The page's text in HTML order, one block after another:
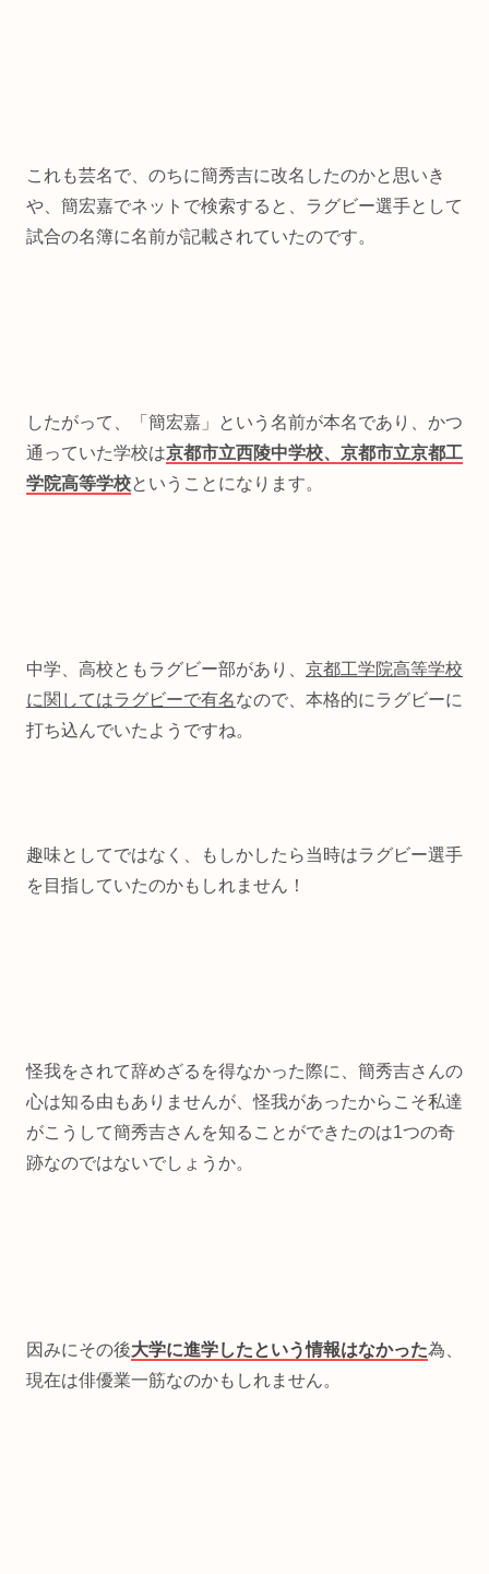
これも芸名で、のちに簡秀吉に改名したのかと思いき
や、簡宏嘉でネットで検索すると、ラグビー選手として
試合の名簿に名前が記載されていたのです。
したがって、「簡宏嘉」という名前が本名であり、かつ
通っていた学校は京都市立西陵中学校、京都市立京都工
学院高等学校ということになります。
中学、高校ともラグビー部があり、 京都工学院高等学校
に関してはラグビーで有名なので、本格的にラグビーに
打ち込んでいたようですね。
趣味としてではなく、もしかしたら当時はラグビー選手
を目指していたのかもしれません！
怪我をされて辞めざるを得なかった際に、簡秀吉さんの
心は知る由もありませんが、怪我があったからこそ私達
がこうして簡秀吉さんを知ることができたのは1つの奇
跡なのではないでしょうか。
因みにその後大学に進学したという情報はなかった為、
現在は俳優業一筋なのかもしれません。